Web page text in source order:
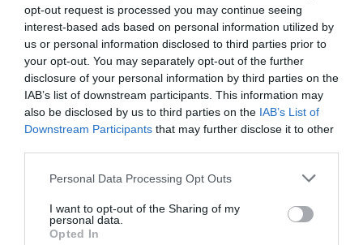
opt-out request is processed you may continue seeing
interest-based ads based on personal information utilized by
us or personal information disclosed to third parties prior to
your opt-out. You may separately opt-out of the further
disclosure of your personal information by third parties on the
IAB’s list of downstream participants. This information may
also be disclosed by us to third parties on the IAB’s List of
Downstream Participants that may further disclose it to other
Please note that this website/app uses one or more Google
not limited to your visit or usage behaviour. You may click to
grant or deny consent to Google and its third-party tags to
Personal Data Processing Opt Outs
I want to opt-out of the Sharing of my
personal data.
Opted In
Οι μάχες εντάχθηκαν τον Μάρτιο
13.10.2025 - 15:58